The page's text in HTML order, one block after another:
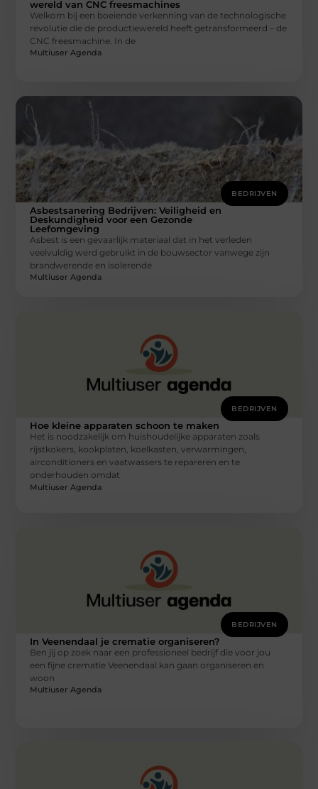
wereld van CNC freesmachines
Welkom bij een boeiende verkenning van de technologische
revolutie die de productiewereld heeft getransformeerd – de
CNC freesmachine. In de
Multiuser Agenda
BEDRIJVEN
Asbestsanering Bedrijven: Veiligheid en
Deskundigheid voor een Gezonde
Leefomgeving
Asbest is een gevaarlijk materiaal dat in het verleden
veelvuldig werd gebruikt in de bouwsector vanwege zijn
brandwerende en isolerende
Multiuser Agenda
BEDRIJVEN
Hoe kleine apparaten schoon te maken
Het is noodzakelijk om huishoudelijke apparaten zoals
rijstkokers, kookplaten, koelkasten, verwarmingen,
airconditioners en vaatwassers te repareren en te
onderhouden omdat
Multiuser Agenda
BEDRIJVEN
In Veenendaal je crematie organiseren?
Ben jij op zoek naar een professioneel bedrijf die voor jou
een fijne crematie Veenendaal kan gaan organiseren en
woon
Multiuser Agenda